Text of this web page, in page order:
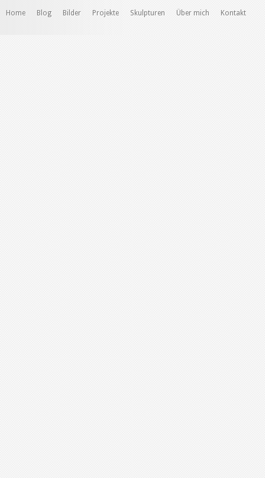
Home Blog Bilder Projekte Skulpturen Über mich Kontakt